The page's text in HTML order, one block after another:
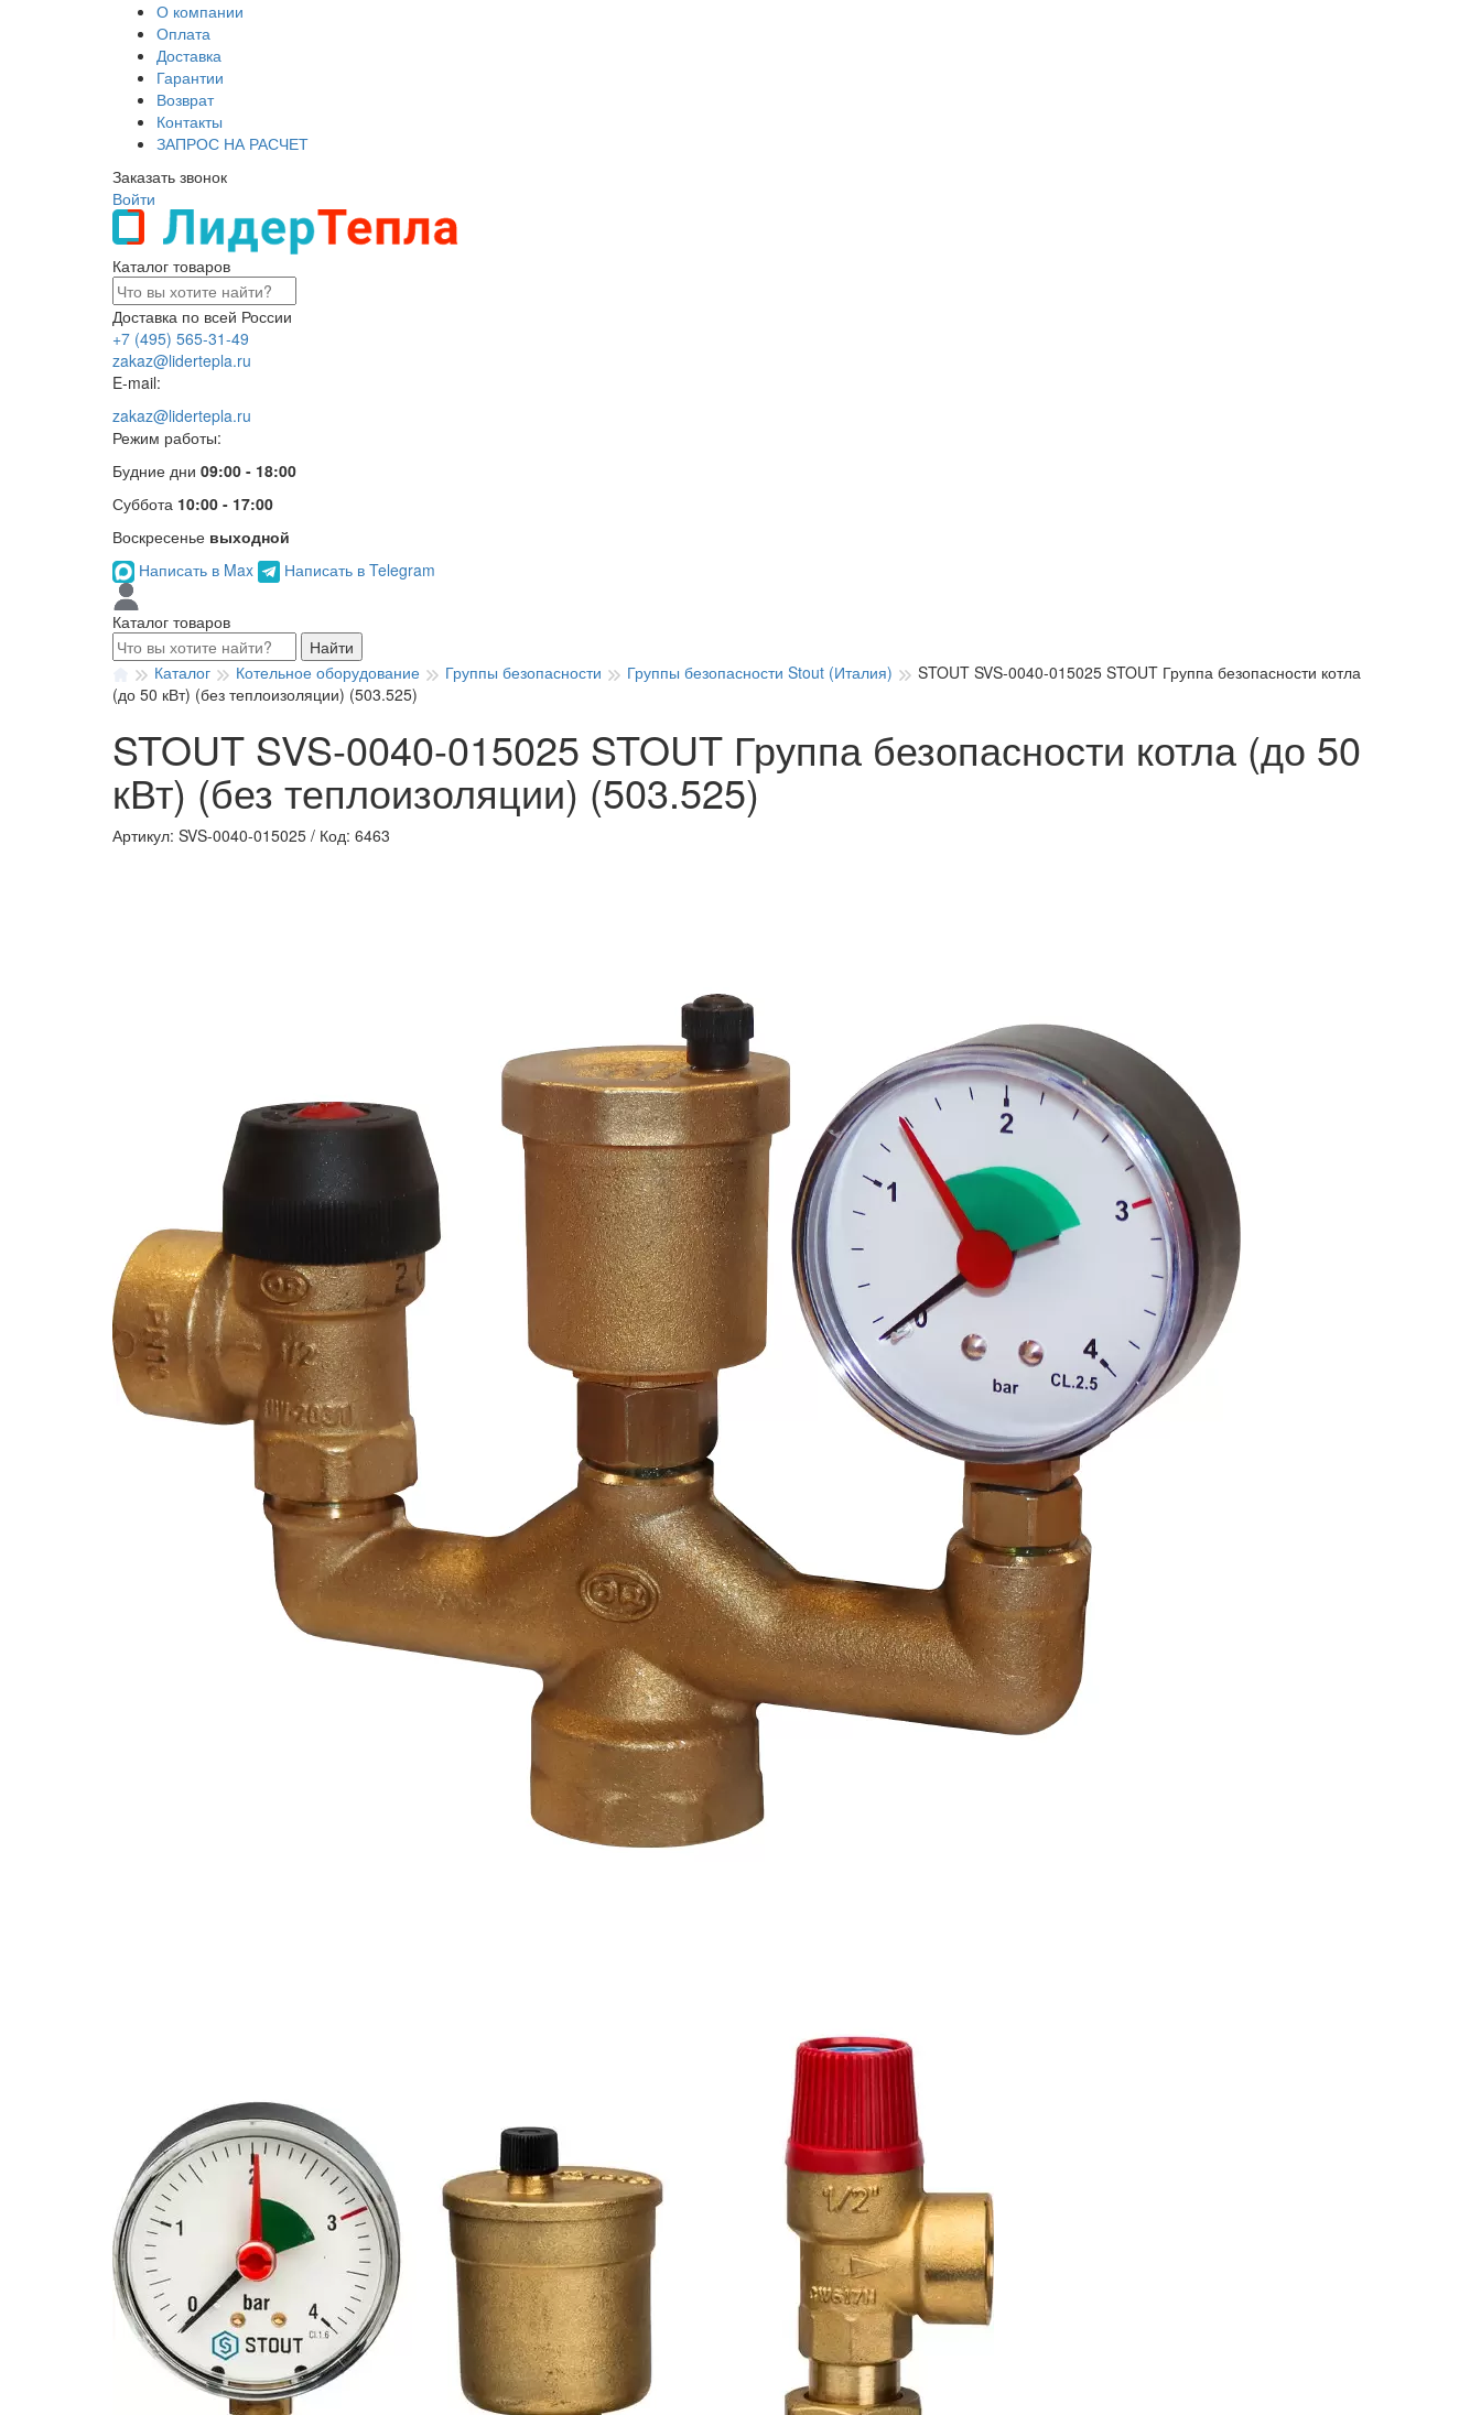
О компании
Оплата
Доставка
Гарантии
Возврат
Контакты
ЗАПРОС НА РАСЧЕТ
Заказать звонок
Войти
Каталог товаров
Доставка по всей России
+7 (495) 565-31-49
zakaz@lidertepla.ru
E-mail:
zakaz@lidertepla.ru
Режим работы:
Будние дни 09:00 - 18:00
Суббота 10:00 - 17:00
Воскресенье выходной
Написать в Max
Написать в Telegram
Каталог товаров
Найти
Каталог
Котельное оборудование Группы безопасности Группы безопасности Stout (Италия)
STOUT SVS-0040-015025 STOUT Группа безопасности котла
(до 50 кВт) (без теплоизоляции) (503.525)
STOUT SVS-0040-015025 STOUT Группа безопасности котла (до 50
кВт) (без теплоизоляции) (503.525)
Артикул: SVS-0040-015025 / Код: 6463